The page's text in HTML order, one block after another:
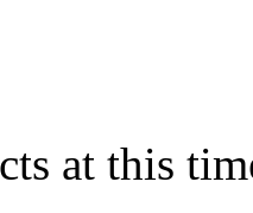
at this